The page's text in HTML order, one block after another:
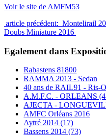
Voir le site de AMFM53
article précédent: Montelirail
Doubs Miniature 2016
Egalement dans
Rabastens 81800
RAMMA 2013 - Sedan
40 ans de RAIL91 - Ris-
A.M.F.C. - ORLEANS
AJECTA -
AMFC Orléans 2016
Aytré 2014 (17)
Bassens 2014 (73)